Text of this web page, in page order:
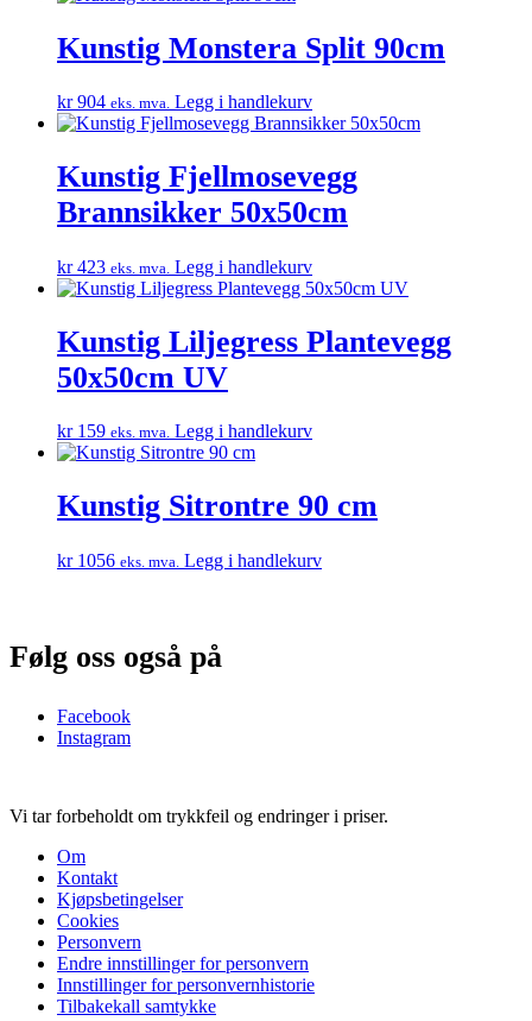
Kunstig Monstera Split 90cm
kr904 eks. mva. Legg i handlekurv
Kunstig Fjellmosevegg
Brannsikker 50x50cm
kr423 eks. mva. Legg i handlekurv
Kunstig Liljegress Plantevegg
50x50cm UV
kr159 eks. mva. Legg i handlekurv
Kunstig Sitrontre 90 cm
kr1056 eks. mva. Legg i handlekurv
Følg oss også på
Facebook
Instagram
Vi tar forbeholdt om trykkfeil og endringer i priser.
Om
Kontakt
Kjøpsbetingelser
Cookies
Personvern
Endre innstillinger for personvern
Innstillinger for personvernhistorie
Tilbakekall samtykke